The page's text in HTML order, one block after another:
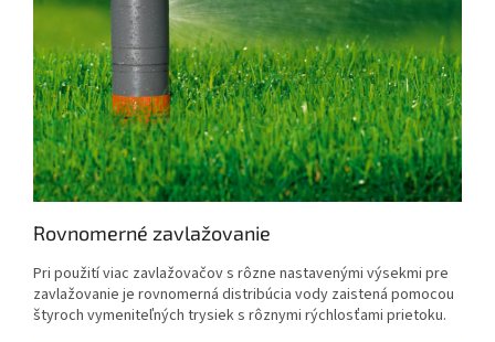
Rovnomerné zavlažovanie
Pri použití viac zavlažovačov s rôzne nastavenými výsekmi pre
zavlažovanie je rovnomerná distribúcia vody zaistená pomocou
štyroch vymeniteľných trysiek s rôznymi rýchlosťami prietoku.